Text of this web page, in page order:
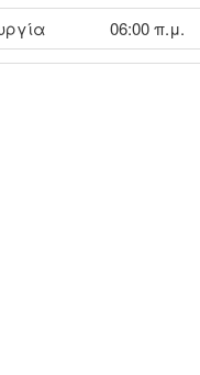
06:00 π.μ.